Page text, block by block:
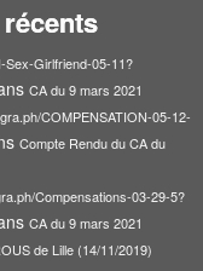
Girlfriend-05-11?
CA du 9 mars 2021
COMPENSATION-05-12-
Compte Rendu du CA du
Compensations-03-29-5?
CA du 9 mars 2021
de Lille (14/11/2019)